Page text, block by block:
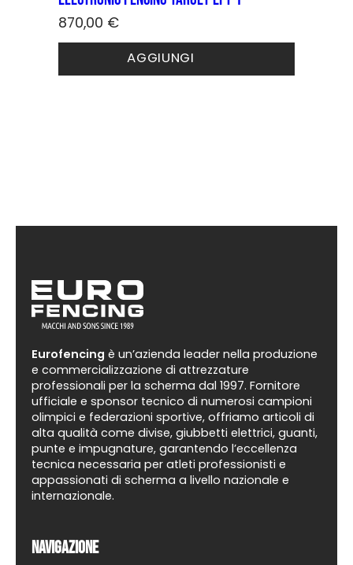
870,00 €
AGGIUNGI
Eurofencing è un’azienda leader nella produzione
e commercializzazione di attrezzature
professionali per la scherma dal 1997. Fornitore
ufficiale e sponsor tecnico di numerosi campioni
olimpici e federazioni sportive, offriamo articoli di
alta qualità come divise, giubbetti elettrici, guanti,
punte e impugnature, garantendo l’eccellenza
tecnica necessaria per atleti professionisti e
appassionati di scherma a livello nazionale e
internazionale.
Navigazione